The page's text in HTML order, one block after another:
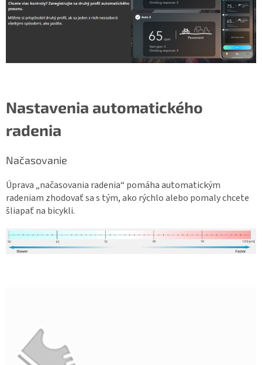
Nastavenia automatického
radenia
Načasovanie
Úprava „načasovania radenia“ pomáha automatickým
radeniam zhodovať sa s tým, ako rýchlo alebo pomaly chcete
šliapať na bicykli.